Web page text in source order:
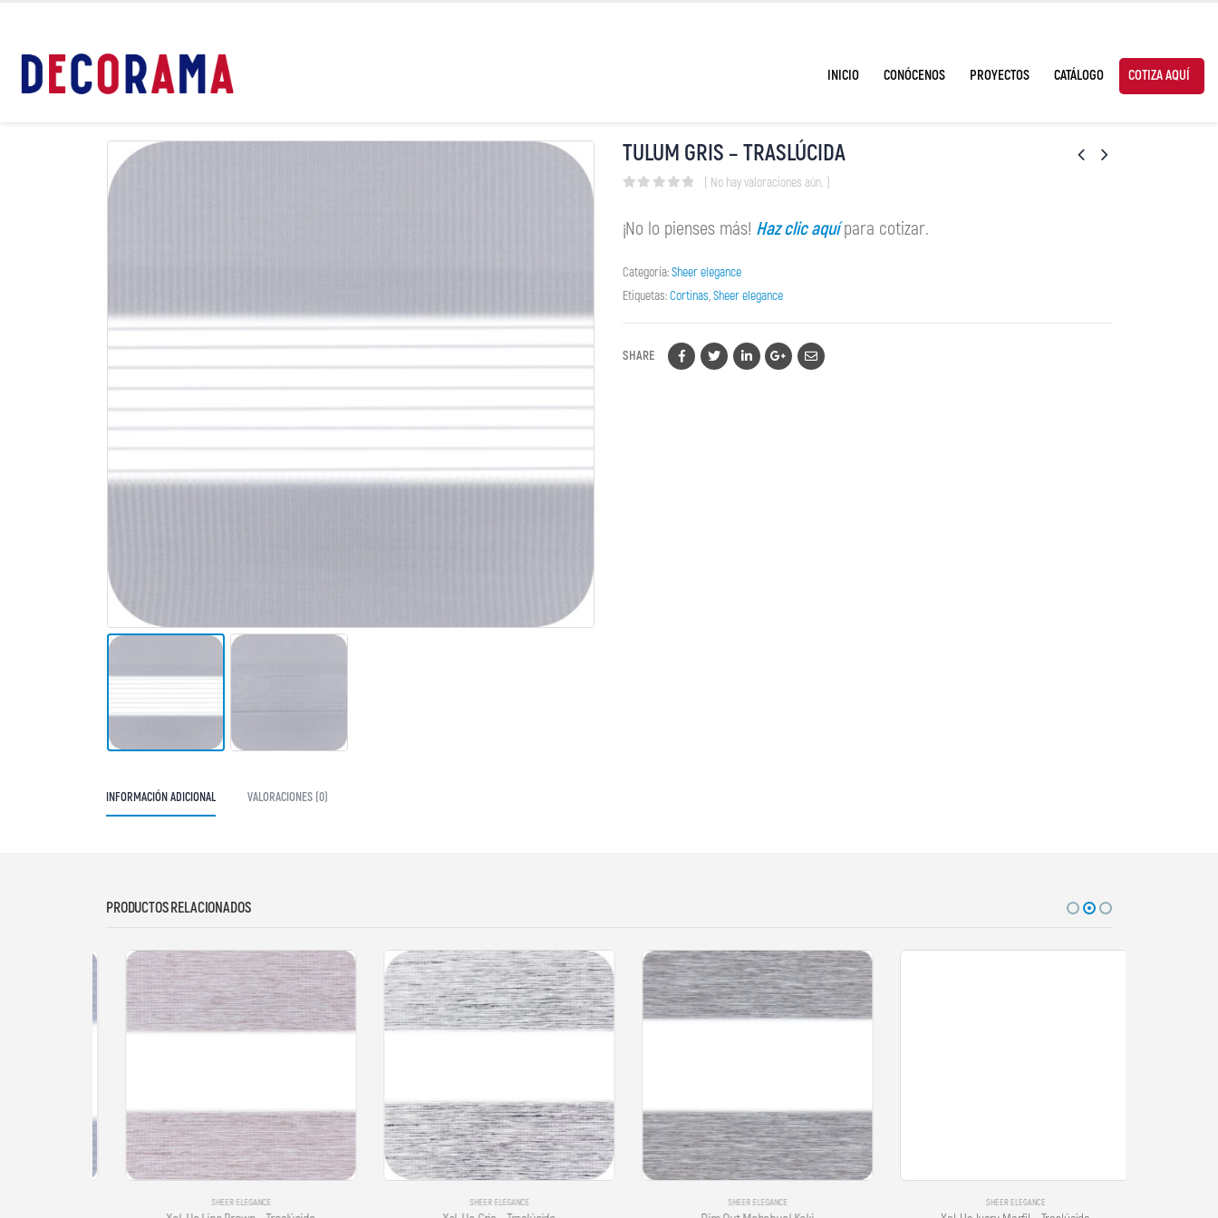
INICIO CONÓCENOS PROYECTOS CATÁLOGO COTIZA AQUÍ
TULUM GRIS – TRASLÚCIDA
( No hay valoraciones aún. )
¡No lo pienses más! Haz clic aquípara cotizar.
Categoría:Sheer elegance
Etiquetas:Cortinas,Sheer elegance
SHARE
INFORMACIÓN ADICIONAL VALORACIONES (0)
PRODUCTOS RELACIONADOS
SHEER ELEGANCE SHEER ELEGANCE SHEER ELEGANCE SHEER ELEGANCE